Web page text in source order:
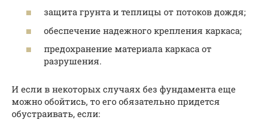
защита грунта и теплицы от потоков дождя;
обеспечение надежного крепления каркаса;
предохранение материала каркаса от
разрушения.
И если в некоторых случаях без фундамента еще
можно обойтись, то его обязательно придется
обустраивать, если: